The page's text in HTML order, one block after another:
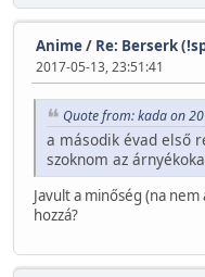
Anime/ Re: Berserk
2017-05-13, 23:51:41
Quote from: kada on
a második évad első
szoknom az
Javult a minőség (na
hozzá?